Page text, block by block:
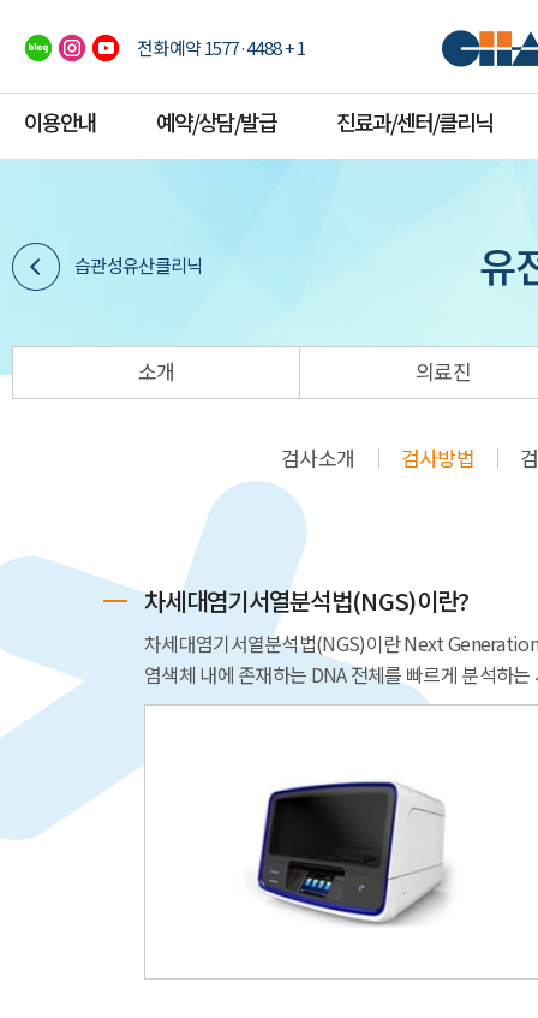
전화예약 1577·4488 + 1
이용안내 예약/상담/발급 진료과/센터/클리닉
습관성유산클리닉 유
소개 의료진
검사소개 검사방법
차세대염기서열분석법(NGS)이란?
차세대염기서열분석법(NGS)이란 Next
염색체 내에 존재하는 DNA 전체를 빠르게 분석하